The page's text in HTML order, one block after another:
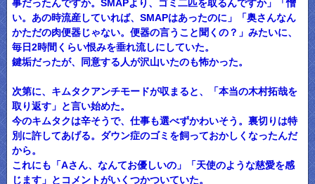
事だったんですか。SMAPより、ゴミ二匹を取るんですか」「憎
い。あの時流産していれば、SMAPはあったのに」「奥さんなん
かただの肉便器じゃない。便器の言うこと聞くの？」みたいに、
毎日2時間くらい恨みを垂れ流しにしていた。
鍵垢だったが、同意する人が沢山いたのも怖かった。
次第に、キムタクアンチモードが収まると、「本当の木村拓哉を
取り返す」と言い始めた。
今のキムタクは辛そうで、仕事も選べずかわいそう。裏切りは特
別に許してあげる。ダウン症のゴミを飼っておかしくなったんだ
から。
これにも「Aさん、なんてお優しいの」「天使のような慈愛を感
じます」とコメントがいくつかついていた。